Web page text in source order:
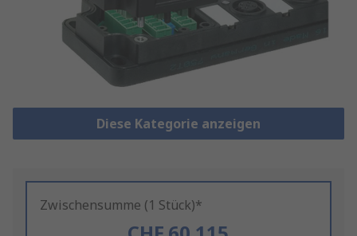
Diese Kategorie anzeigen
Zwischensumme (1 Stück)*